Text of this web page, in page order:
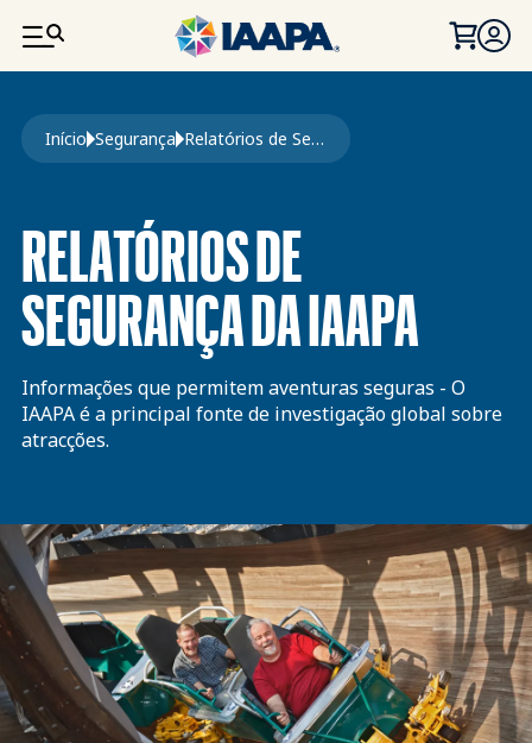
PASSAR PARA O CONTEÚDO PRINCIPAL
Navegação estrutural
Início Segurança Relatórios de Segurança de Passeios
RELATÓRIOS DE
SEGURANÇA DA IAAPA
Informações que permitem aventuras seguras - O
IAAPA é a principal fonte de investigação global sobre
atracções.